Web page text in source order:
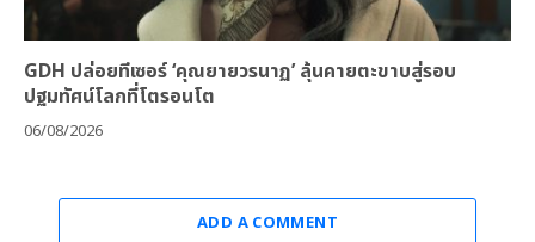
GDH ปล่อยทีเซอร์ ‘คุณยายวรนาฏ’ ลุ้นคายตะขาบสู่รอบ
ปฐมทัศน์โลกที่โตรอนโต
06/08/2026
ADD A COMMENT